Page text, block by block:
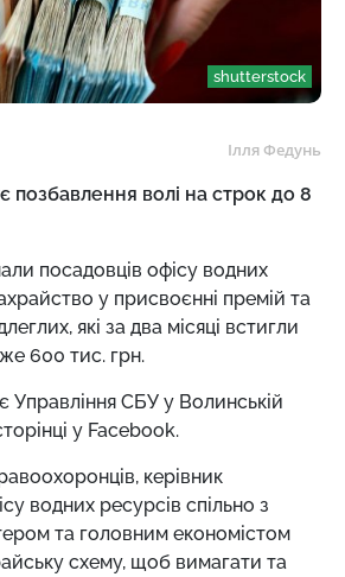
shutterstock
Ілля Федунь
позбавлення волі на строк до 8
посадовців офісу водних
у присвоєнні премій та
які за два місяці встигли
600 тис. грн.
Управління СБУ у Волинській
у Facebook.
керівник
водних ресурсів спільно з
та головним економістом
схему, щоб вимагати та